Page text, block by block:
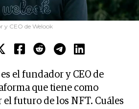
y CEO de Welook
el fundador y CEO de
que tiene como
futuro de los NFT. Cuáles